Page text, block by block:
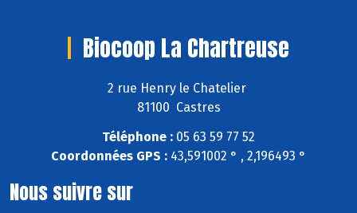
Biocoop La Chartreuse
2 rue Henry le Chatelier
81100 Castres
Téléphone : 05 63 59 77 52
Coordonnées GPS : 43,591002 ° , 2,196493 °
Nous suivre sur